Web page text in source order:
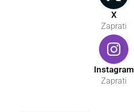
X
Zaprati
Instagram
Zaprati